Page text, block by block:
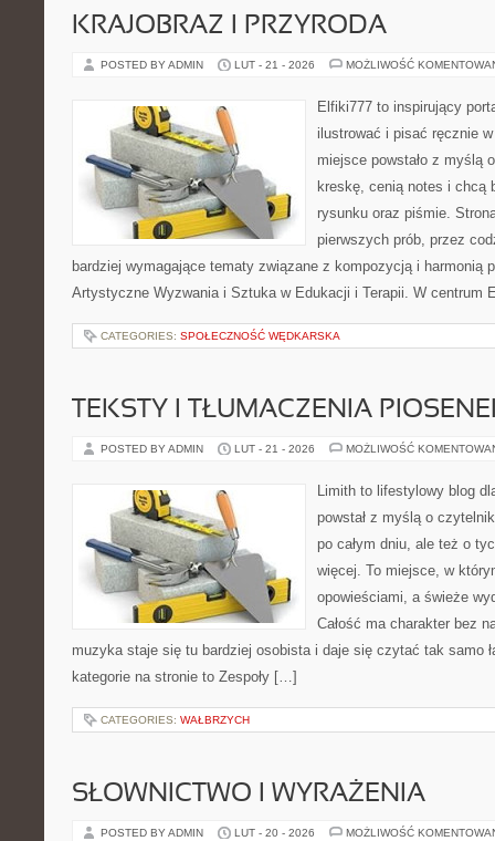
KRAJOBRAZ I PRZYRODA
POSTED BY ADMIN LUT - 21 - 2026 MOŻLIWOŚĆ
Elfiki777 to inspirujący
ilustrować i pisać ręcznie
miejsce powstało z myślą
kreskę, cenią notes i chcą
rysunku oraz piśmie.
pierwszych prób, przez
bardziej wymagające tematy związane z kompozycją i harmonią
Artystyczne Wyzwania i Sztuka w Edukacji i Terapii. W centrum
CATEGORIES: SPOŁECZNOŚĆ WĘDKARSKA
TEKSTY I TŁUMACZENIA
POSTED BY ADMIN LUT - 21 - 2026 MOŻLIWOŚĆ
Limith to lifestylowy blog
powstał z myślą o
po całym dniu, ale też o
więcej. To miejsce, w
opowieściami, a świeże
Całość ma charakter bez
muzyka staje się tu bardziej osobista i daje się czytać tak samo
kategorie na stronie to Zespoły […]
CATEGORIES: WAŁBRZYCH
SŁOWNICTWO I WYRAŻENIA
POSTED BY ADMIN LUT - 20 - 2026 MOŻLIWOŚĆ